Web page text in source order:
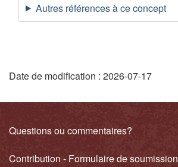
Autres références à ce concept
D
t
Date de modification : 2026-07-17
Liens
connexes
Questions ou commentaires?
Contribution - Formulaire de soumission